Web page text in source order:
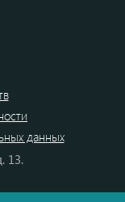
данных
13.